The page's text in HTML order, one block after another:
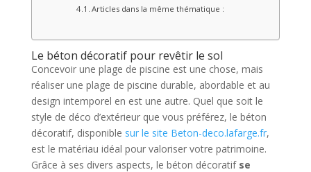
Articles dans la même thématique :
Le béton décoratif pour revêtir le sol
Concevoir une plage de piscine est une chose, mais
réaliser une plage de piscine durable, abordable et au
design intemporel en est une autre. Quel que soit le
style de déco d’extérieur que vous préférez, le béton
décoratif, disponible sur le site Beton-deco.lafarge.fr,
est le matériau idéal pour valoriser votre patrimoine.
Grâce à ses divers aspects, le béton décoratif se